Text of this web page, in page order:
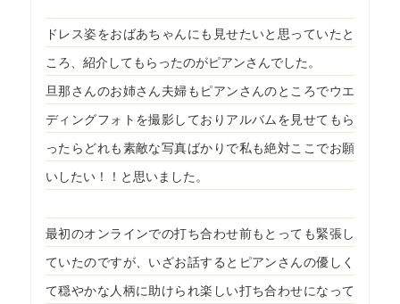
ドレス姿をおばあちゃんにも見せたいと思っていたと
ころ、紹介してもらったのがピアンさんでした。
旦那さんのお姉さん夫婦もピアンさんのところでウエ
ディングフォトを撮影しておりアルバムを見せてもら
ったらどれも素敵な写真ばかりで私も絶対ここでお願
いしたい！！と思いました。
最初のオンラインでの打ち合わせ前もとっても緊張し
ていたのですが、いざお話するとピアンさんの優しく
て穏やかな人柄に助けられ楽しい打ち合わせになって